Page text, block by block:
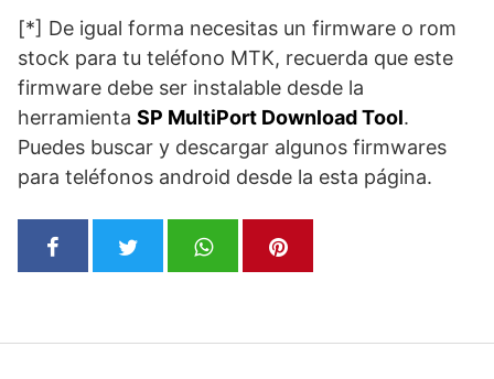
[*] De igual forma necesitas un firmware o rom
stock para tu teléfono MTK, recuerda que este
firmware debe ser instalable desde la
herramienta SP MultiPort Download Tool.
Puedes buscar y descargar algunos firmwares
para teléfonos android desde la esta página.